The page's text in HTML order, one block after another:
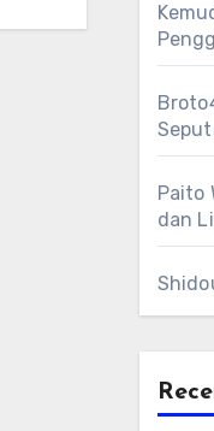
Paito
dan